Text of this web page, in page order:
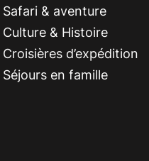
Safari & aventure
Culture & Histoire
Croisières d’expédition
Séjours en famille